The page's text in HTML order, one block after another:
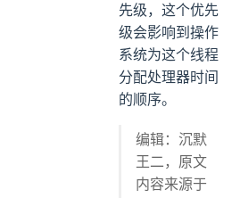
先级，这个优先
级会影响到操作
系统为这个线程
分配处理器时间
的顺序。
编辑：沉默
王二，原文
内容来源于